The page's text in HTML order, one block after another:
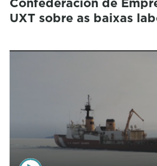
UXT sobre as baixas